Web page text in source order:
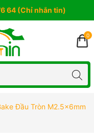
64 (Chỉ nhắn tin)
0
Đầu Tròn M2.5x6mm